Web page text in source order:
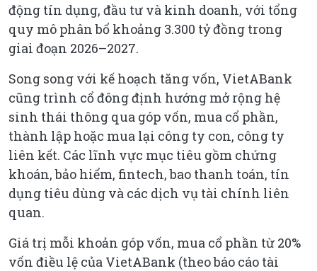
động tín dụng, đầu tư và kinh doanh, với tổng
quy mô phân bổ khoảng 3.300 tỷ đồng trong
giai đoạn 2026–2027.
Song song với kế hoạch tăng vốn, VietABank
cũng trình cổ đông định hướng mở rộng hệ
sinh thái thông qua góp vốn, mua cổ phần,
thành lập hoặc mua lại công ty con, công ty
liên kết. Các lĩnh vực mục tiêu gồm chứng
khoán, bảo hiểm, fintech, bao thanh toán, tín
dụng tiêu dùng và các dịch vụ tài chính liên
quan.
Giá trị mỗi khoản góp vốn, mua cổ phần từ 20%
vốn điều lệ của VietABank (theo báo cáo tài